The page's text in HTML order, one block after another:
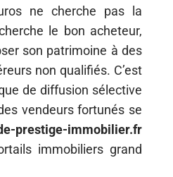
ne cherche pas la
le bon acheteur,
son patrimoine à des
non qualifiés. C’est
de diffusion sélective
vendeurs fortunés se
prestige-immobilier.fr
immobiliers grand